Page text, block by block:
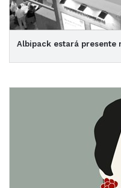
Albipack estará presente